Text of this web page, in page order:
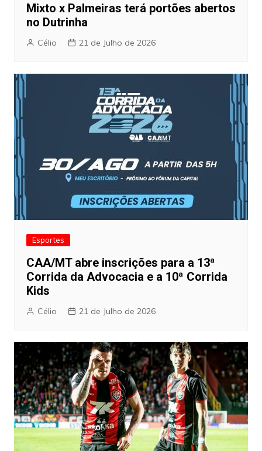
Mixto x Palmeiras terá portões abertos
no Dutrinha
Célio 21 de Julho de 2026
Esportes
CAA/MT abre inscrições para a 13ª
Corrida da Advocacia e a 10ª Corrida
Kids
Célio 21 de Julho de 2026